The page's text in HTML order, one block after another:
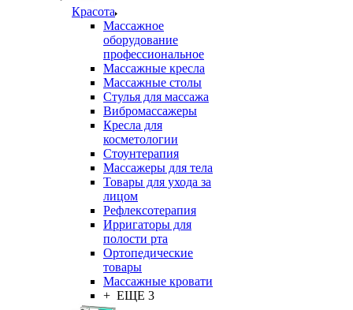
Красота
Массажное
оборудование
профессиональное
Массажные кресла
Массажные столы
Стулья для массажа
Вибромассажеры
Кресла для
косметологии
Стоунтерапия
Массажеры для тела
Товары для ухода за
лицом
Рефлексотерапия
Ирригаторы для
полости рта
Ортопедические
товары
Массажные кровати
+ ЕЩЕ 3